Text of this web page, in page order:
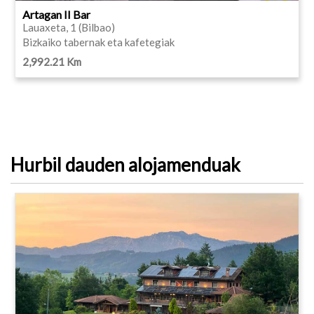
Artagan II Bar
Lauaxeta, 1 (Bilbao)
Bizkaiko tabernak eta kafetegiak
2,992.21 Km
Hurbil dauden alojamenduak